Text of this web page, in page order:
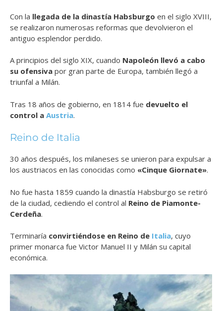
Con la llegada de la dinastía Habsburgo en el siglo XVIII,
se realizaron numerosas reformas que devolvieron el
antiguo esplendor perdido.
A principios del siglo XIX, cuando Napoleón llevó a cabo
su ofensiva por gran parte de Europa, también llegó a
triunfal a Milán.
Tras 18 años de gobierno, en 1814 fue devuelto el
control a Austria.
Reino de Italia
30 años después, los milaneses se unieron para expulsar a
los austriacos en las conocidas como «Cinque Giornate».
No fue hasta 1859 cuando la dinastía Habsburgo se retiró
de la ciudad, cediendo el control al Reino de Piamonte-
Cerdeña.
Terminaría convirtiéndose en Reino de Italia, cuyo
primer monarca fue Victor Manuel II y Milán su capital
económica.